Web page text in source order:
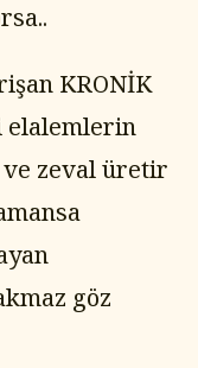
KRONİK
elalemlerin
ve zeval üretir
göz